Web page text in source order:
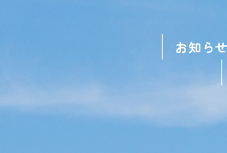
お知ら